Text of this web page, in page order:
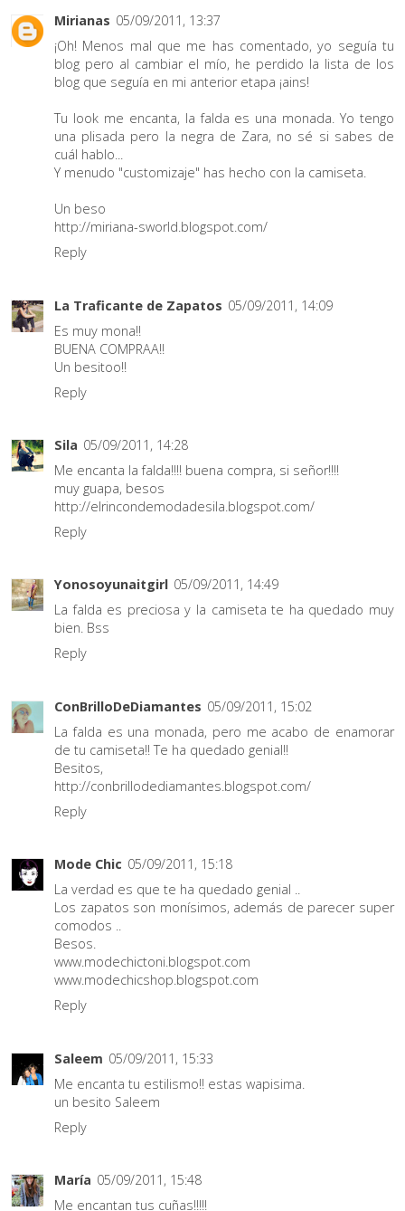
Mirianas 05/09/2011, 13:37
¡Oh! Menos mal que me has comentado, yo seguía tu
blog pero al cambiar el mío, he perdido la lista de los
blog que seguía en mi anterior etapa ¡ains!
Tu look me encanta, la falda es una monada. Yo tengo
una plisada pero la negra de Zara, no sé si sabes de
cuál hablo...
Y menudo "customizaje" has hecho con la camiseta.
Un beso
http://miriana-sworld.blogspot.com/
Reply
La Traficante de Zapatos 05/09/2011, 14:09
Es muy mona!!
BUENA COMPRAA!!
Un besitoo!!
Reply
Sila 05/09/2011, 14:28
Me encanta la falda!!!! buena compra, si señor!!!!
muy guapa, besos
http://elrincondemodadesila.blogspot.com/
Reply
Yonosoyunaitgirl 05/09/2011, 14:49
La falda es preciosa y la camiseta te ha quedado muy
bien. Bss
Reply
ConBrilloDeDiamantes 05/09/2011, 15:02
La falda es una monada, pero me acabo de enamorar
de tu camiseta!! Te ha quedado genial!!
Besitos,
http://conbrillodediamantes.blogspot.com/
Reply
Mode Chic 05/09/2011, 15:18
La verdad es que te ha quedado genial ..
Los zapatos son monísimos, además de parecer super
comodos ..
Besos.
www.modechictoni.blogspot.com
www.modechicshop.blogspot.com
Reply
Saleem 05/09/2011, 15:33
Me encanta tu estilismo!! estas wapisima.
un besito Saleem
Reply
María 05/09/2011, 15:48
Me encantan tus cuñas!!!!!